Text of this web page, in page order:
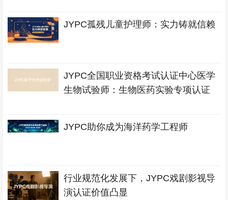
JYPC孤残儿童护理师：实力铸就信赖
JYPC全国职业资格考试认证中心医学
生物试验师：生物医药实验专项认证
JYPC助你成为海洋药学工程师
行业规范化发展下，JYPC戏剧影视导
演认证价值凸显